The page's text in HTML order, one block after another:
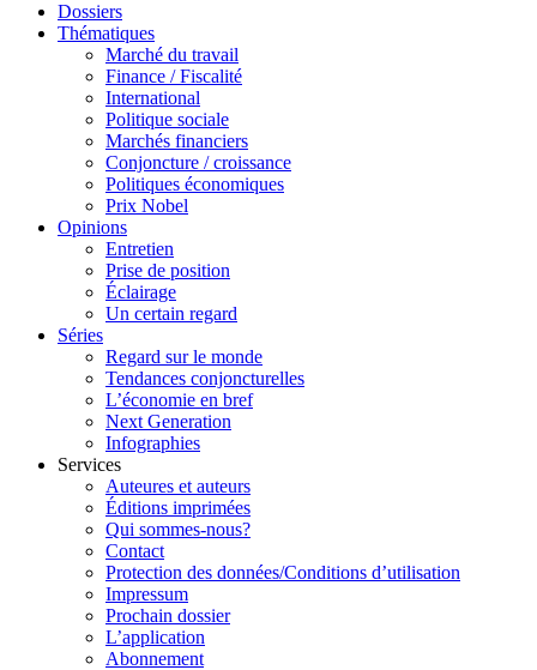
Dossiers
Thématiques
Marché du travail
Finance / Fiscalité
International
Politique sociale
Marchés financiers
Conjoncture / croissance
Politiques économiques
Prix Nobel
Opinions
Entretien
Prise de position
Éclairage
Un certain regard
Séries
Regard sur le monde
Tendances conjoncturelles
L’économie en bref
Next Generation
Infographies
Services
Auteures et auteurs
Éditions imprimées
Qui sommes-nous?
Contact
Protection des données/Conditions d’utilisation
Impressum
Prochain dossier
L’application
Abonnement